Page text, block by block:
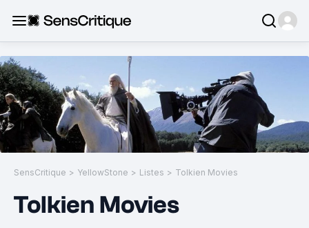
SensCritique > YellowStone > Listes > Tolkien Movies
Tolkien Movies